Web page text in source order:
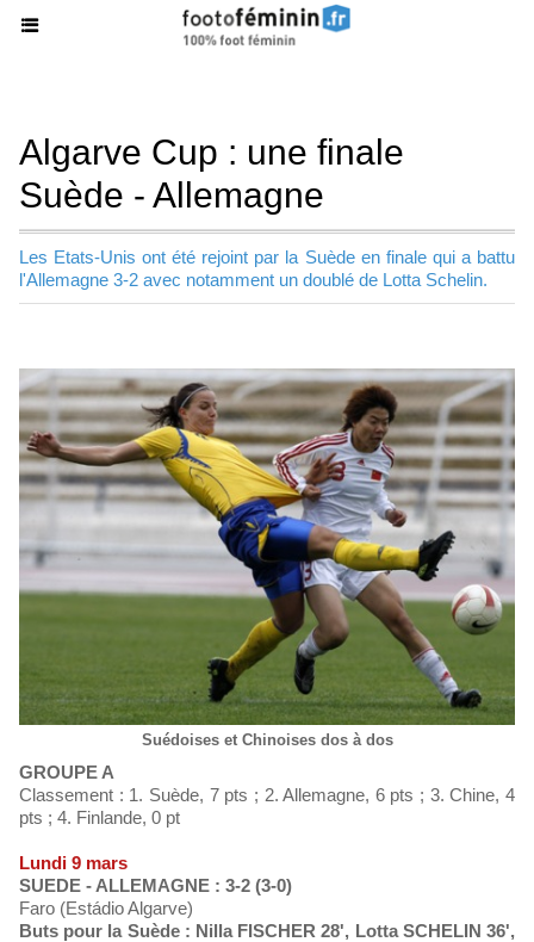
Algarve Cup : une finale
Suède - Allemagne
Les Etats-Unis ont été rejoint par la Suède en finale qui a battu
l'Allemagne 3-2 avec notamment un doublé de Lotta Schelin.
Suédoises et Chinoises dos à dos
GROUPE A
Classement : 1. Suède, 7 pts ; 2. Allemagne, 6 pts ; 3. Chine, 4
pts ; 4. Finlande, 0 pt
Lundi 9 mars
SUEDE - ALLEMAGNE : 3-2 (3-0)
Faro (Estádio Algarve)
Buts pour la Suède : Nilla FISCHER 28', Lotta SCHELIN 36',